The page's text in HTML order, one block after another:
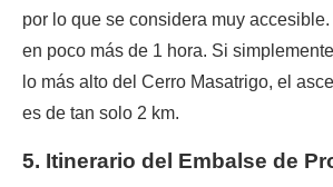
por lo que se considera muy
en poco más de 1 hora. Si
lo más alto del Cerro Masatrigo, el
es de tan solo 2 km.
5. Itinerario del Embalse de